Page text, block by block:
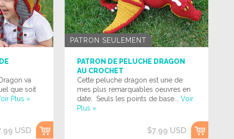
va
que soit
Plus »
USD
PATRON SEULEMENT
PATRON DE PELUCHE DRAGON
AU CROCHET
Cette peluche dragon est une de
mes plus remarquables oeuvres en
date. Seuls les points de base... Voir
Plus »
$7.99 USD